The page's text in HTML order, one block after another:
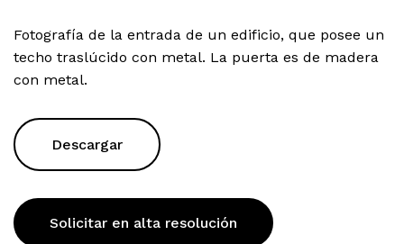
Fotografía de la entrada de un edificio, que posee un
techo traslúcido con metal. La puerta es de madera
con metal.
Descargar
Solicitar en alta resolución